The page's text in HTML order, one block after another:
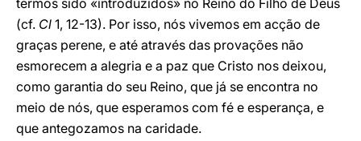
termos sido «introduzidos» no Reino do Filho de Deus
(cf. Cl 1, 12-13). Por isso, nós vivemos em acção de
graças perene, e até através das provações não
esmorecem a alegria e a paz que Cristo nos deixou,
como garantia do seu Reino, que já se encontra no
meio de nós, que esperamos com fé e esperança, e
que antegozamos na caridade.